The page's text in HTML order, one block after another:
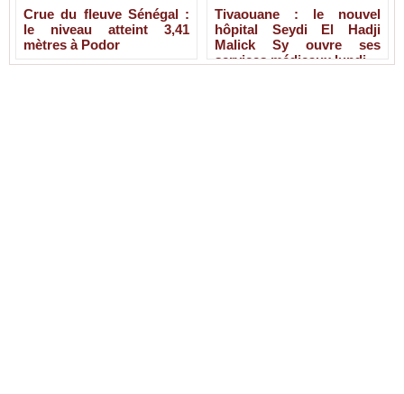
Crue du fleuve Sénégal :
le niveau atteint 3,41
mètres à Podor
Tivaouane : le nouvel
hôpital Seydi El Hadji
Malick Sy ouvre ses
services médicaux lundi